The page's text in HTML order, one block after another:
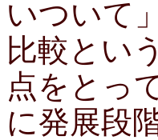
いついて
比較とい
点をとっ
に発展段